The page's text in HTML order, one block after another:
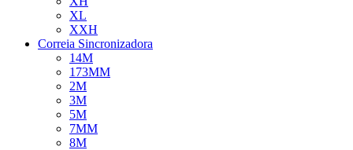
XL
XXH
Correia Sincronizadora
14M
173MM
2M
3M
5M
7MM
8M